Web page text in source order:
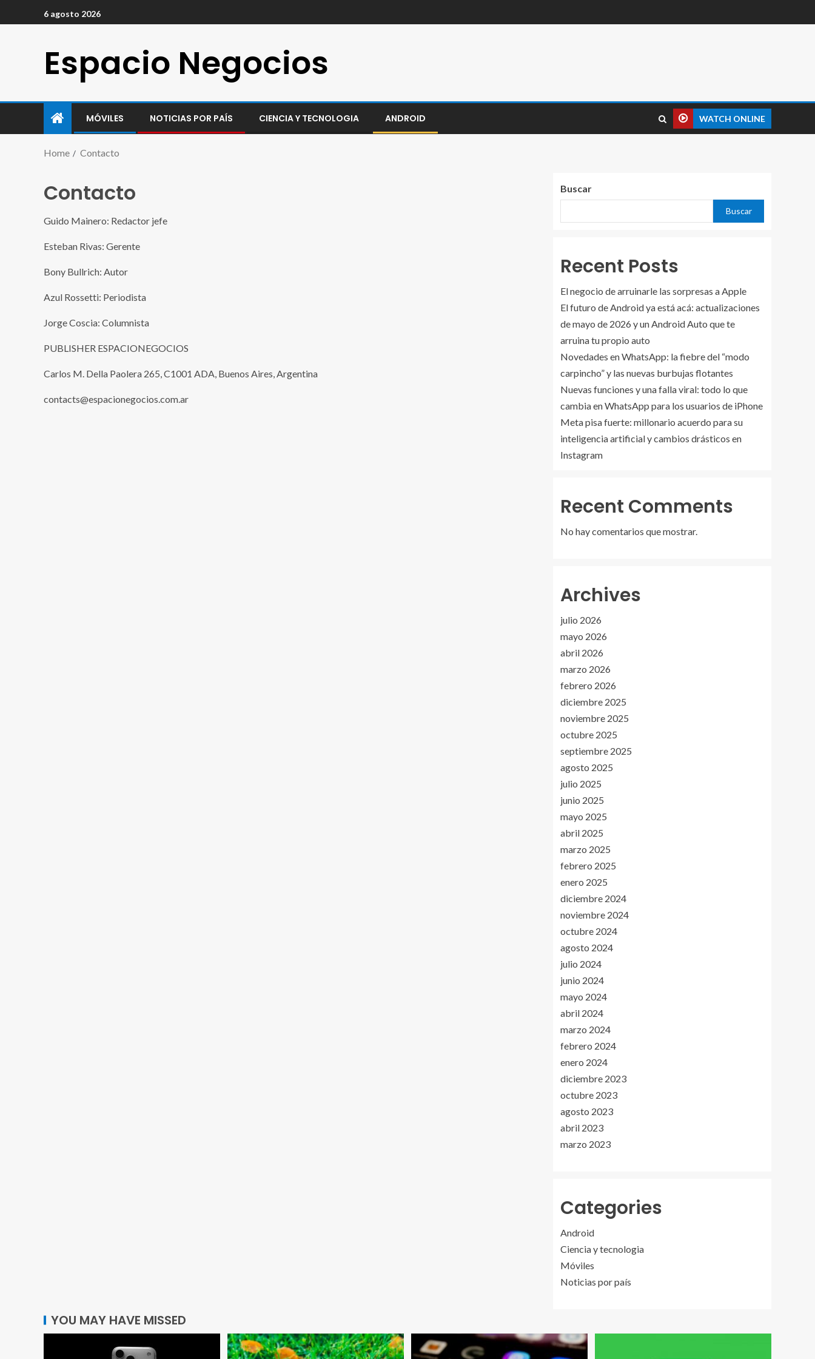
6 agosto 2026
Espacio Negocios
MÓVILES NOTICIAS POR PAÍS CIENCIA Y TECNOLOGIA ANDROID WATCH ONLINE
Home Contacto
Contacto
Guido Mainero: Redactor jefe
Esteban Rivas: Gerente
Bony Bullrich: Autor
Azul Rossetti: Periodista
Jorge Coscia: Columnista
PUBLISHER ESPACIONEGOCIOS
Carlos M. Della Paolera 265, C1001 ADA, Buenos Aires, Argentina
contacts@espacionegocios.com.ar
Buscar
Buscar
Recent Posts
El negocio de arruinarle las sorpresas a Apple
El futuro de Android ya está acá: actualizaciones
de mayo de 2026 y un Android Auto que te
arruina tu propio auto
Novedades en WhatsApp: la fiebre del “modo
carpincho” y las nuevas burbujas flotantes
Nuevas funciones y una falla viral: todo lo que
cambia en WhatsApp para los usuarios de iPhone
Meta pisa fuerte: millonario acuerdo para su
inteligencia artificial y cambios drásticos en
Instagram
Recent Comments
No hay comentarios que mostrar.
Archives
julio 2026
mayo 2026
abril 2026
marzo 2026
febrero 2026
diciembre 2025
noviembre 2025
octubre 2025
septiembre 2025
agosto 2025
julio 2025
junio 2025
mayo 2025
abril 2025
marzo 2025
febrero 2025
enero 2025
diciembre 2024
noviembre 2024
octubre 2024
agosto 2024
julio 2024
junio 2024
mayo 2024
abril 2024
marzo 2024
febrero 2024
enero 2024
diciembre 2023
octubre 2023
agosto 2023
abril 2023
marzo 2023
Categories
Android
Ciencia y tecnologia
Móviles
Noticias por país
YOU MAY HAVE MISSED